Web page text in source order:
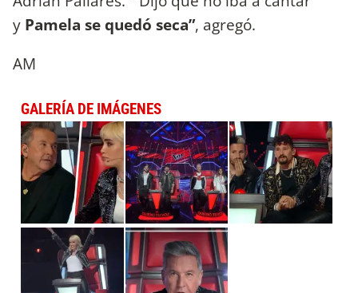
y Pamela se quedó seca”, agregó.
AM
GALERÍA DE IMÁGENES